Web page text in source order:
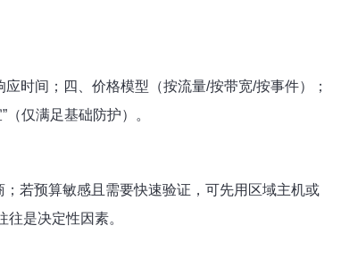
时间；四、价格模型（按流量/按带宽/按事件）；
仅满足基础防护）。
若预算敏感且需要快速验证，可先用区域主机或
是决定性因素。